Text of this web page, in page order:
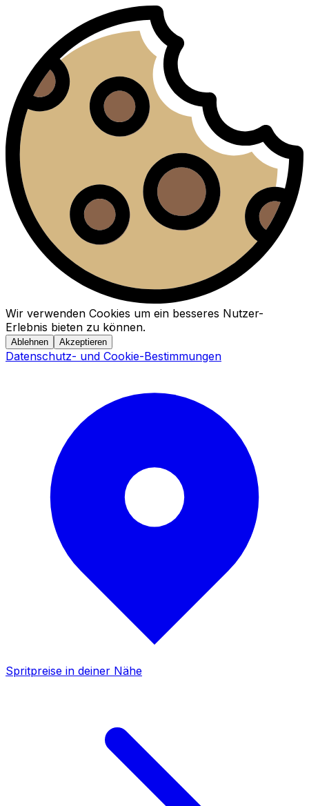
Wir verwenden Cookies um ein besseres Nutzer-
Erlebnis bieten zu können.
Ablehnen Akzeptieren
Datenschutz- und Cookie-Bestimmungen
Spritpreise in deiner Nähe